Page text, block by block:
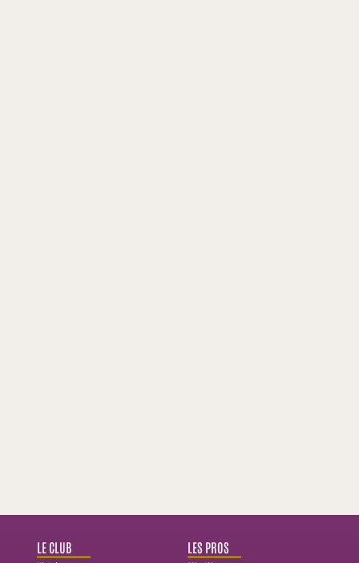
LE CLUB LES PROS